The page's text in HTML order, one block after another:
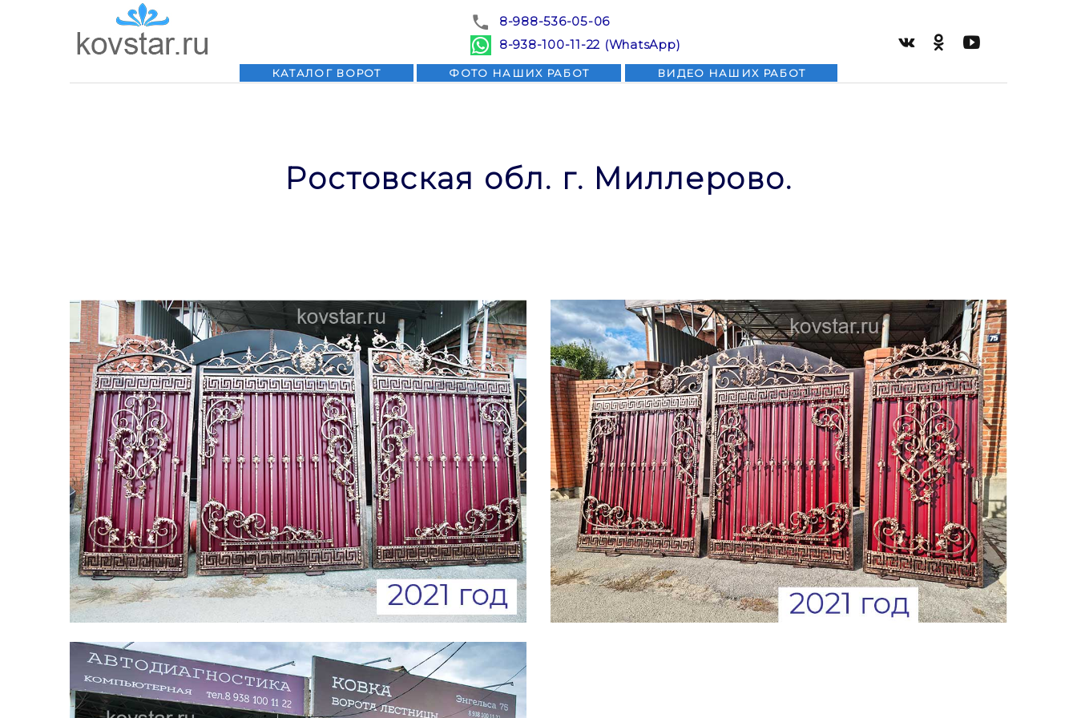
8-988-536-05-06
8-938-100-11-22 (WhatsApp)
КАТАЛОГ ВОРОТ ФОТО НАШИХ РАБОТ ВИДЕО НАШИХ РАБОТ
Ростовская обл. г. Миллерово.